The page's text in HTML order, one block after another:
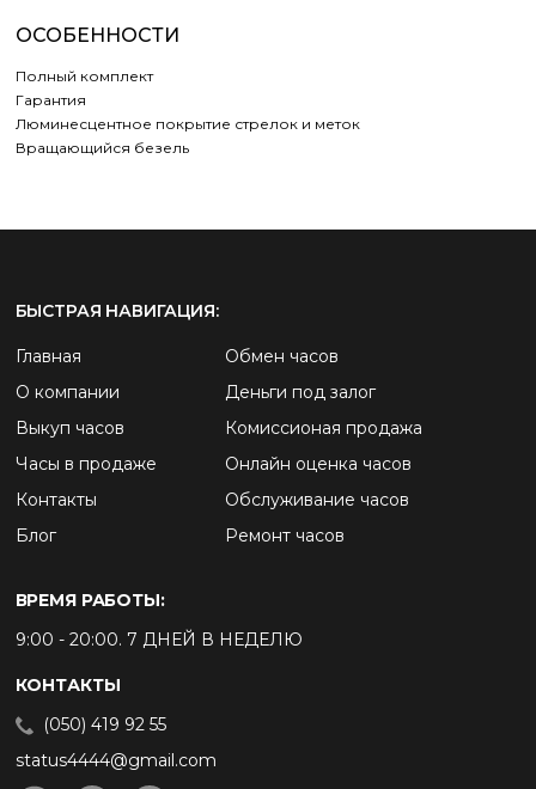
ОСОБЕННОСТИ
Полный комплект
Гарантия
Люминесцентное покрытие стрелок и меток
Вращающийся безель
БЫСТРАЯ НАВИГАЦИЯ:
Главная
О компании
Выкуп часов
Часы в продаже
Контакты
Блог
Обмен часов
Деньги под залог
Комиссионая продажа
Онлайн оценка часов
Обслуживание часов
Ремонт часов
ВРЕМЯ РАБОТЫ:
9:00 - 20:00. 7 ДНЕЙ В НЕДЕЛЮ
КОНТАКТЫ
(050) 419 92 55
status4444@gmail.com